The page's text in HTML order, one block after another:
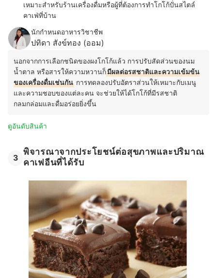
เหมาะสำหรับร้านเครื่องดื่มหรือผู้ที่ต้องการทำโกโก้ปั่นสไตล์
คาเฟ่ที่บ้าน
นักกำหนดอาหารวิชาชีพ
ปทิดา สังข์ทอง (ออม)
นอกจากการเลือกชนิดของผงโกโก้แล้ว การปรับสัดส่วนของนม
น้ำตาล หรือสารให้ความหวานก็มีผลต่อรสชาติและความเข้มข้น
ของเครื่องดื่มเช่นกัน การทดลองปรับอัตราส่วนให้เหมาะกับเมนู
และความชอบของแต่ละคน จะช่วยให้ได้โกโก้ที่มีรสชาติ
กลมกล่อมและดื่มอร่อยยิ่งขึ้น
ดูอันดับสินค้า
3
พิจารณาจากประโยชน์ต่อสุขภาพและปริมาณ
คาเฟอีนที่ได้รับ